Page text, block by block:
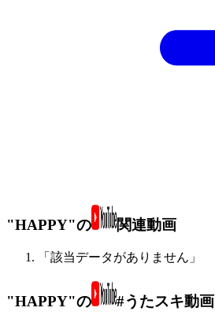
"HAPPY"の 関連動画
「該当データがありません」
"HAPPY"の #うたスキ動画